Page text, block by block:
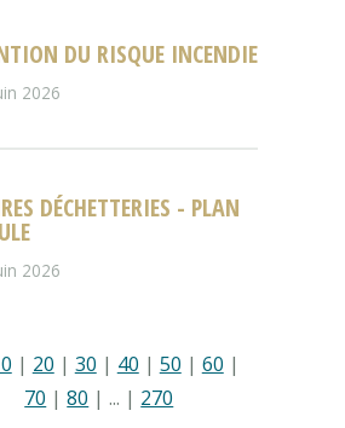
DU RISQUE INCENDIE
2026
DÉCHETTERIES - PLAN
2026
| 20 | 30 | 40 | 50 | 60 |
70 |80 |... | 270